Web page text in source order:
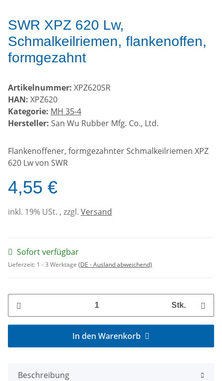
SWR XPZ 620 Lw,
Schmalkeilriemen, flankenoffen,
formgezahnt
Artikelnummer: XPZ620SR
HAN: XPZ620
Kategorie: MH 35-4
Hersteller: San Wu Rubber Mfg. Co., Ltd.
Flankenoffener, formgezahnter Schmalkeilriemen XPZ
620 Lw von SWR
4,55 €
inkl. 19% USt. , zzgl. Versand
Sofort verfügbar
Lieferzeit: 1 - 3 Werktage (DE - Ausland abweichend)
Stk.
In den Warenkorb
Beschreibung